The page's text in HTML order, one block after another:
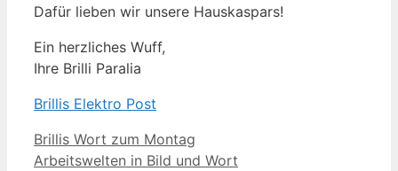
Dafür lieben wir unsere Hauskaspars!
Ein herzliches Wuff,
Ihre Brilli Paralia
Brillis Elektro Post
Kategorien
Brillis Wort zum Montag
Arbeitswelten in Bild und Wort